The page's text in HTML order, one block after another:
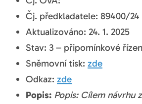
Čj. předkladatele: 89400/24
Aktualizováno: 24. 1. 2025
Stav: 3 – připomínkové
Sněmovní tisk: zde
Odkaz: zde
Popis: Popis: Cílem návrhu